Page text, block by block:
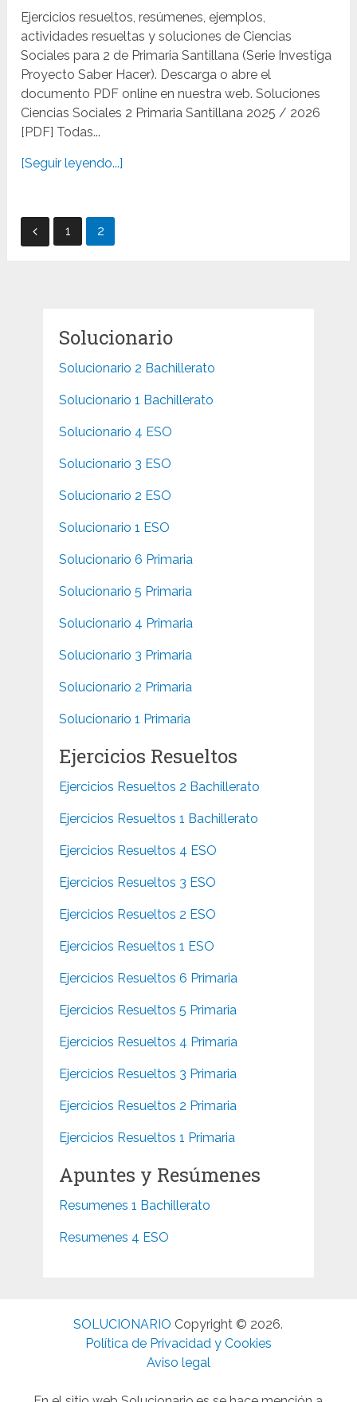
Ejercicios resueltos, resúmenes, ejemplos,
actividades resueltas y soluciones de Ciencias
Sociales para 2 de Primaria Santillana (Serie Investiga
Proyecto Saber Hacer). Descarga o abre el
documento PDF online en nuestra web. Soluciones
Ciencias Sociales 2 Primaria Santillana 2025 / 2026
[PDF] Todas...
[Seguir leyendo...]
Paginación
1 2
Solucionario
Solucionario 2 Bachillerato
Solucionario 1 Bachillerato
Solucionario 4 ESO
Solucionario 3 ESO
Solucionario 2 ESO
Solucionario 1 ESO
Solucionario 6 Primaria
Solucionario 5 Primaria
Solucionario 4 Primaria
Solucionario 3 Primaria
Solucionario 2 Primaria
Solucionario 1 Primaria
Ejercicios Resueltos
Ejercicios Resueltos 2 Bachillerato
Ejercicios Resueltos 1 Bachillerato
Ejercicios Resueltos 4 ESO
Ejercicios Resueltos 3 ESO
Ejercicios Resueltos 2 ESO
Ejercicios Resueltos 1 ESO
Ejercicios Resueltos 6 Primaria
Ejercicios Resueltos 5 Primaria
Ejercicios Resueltos 4 Primaria
Ejercicios Resueltos 3 Primaria
Ejercicios Resueltos 2 Primaria
Ejercicios Resueltos 1 Primaria
Apuntes y Resúmenes
Resumenes 1 Bachillerato
Resumenes 4 ESO
SOLUCIONARIO Copyright © 2026.
Política de Privacidad y Cookies
Aviso legal